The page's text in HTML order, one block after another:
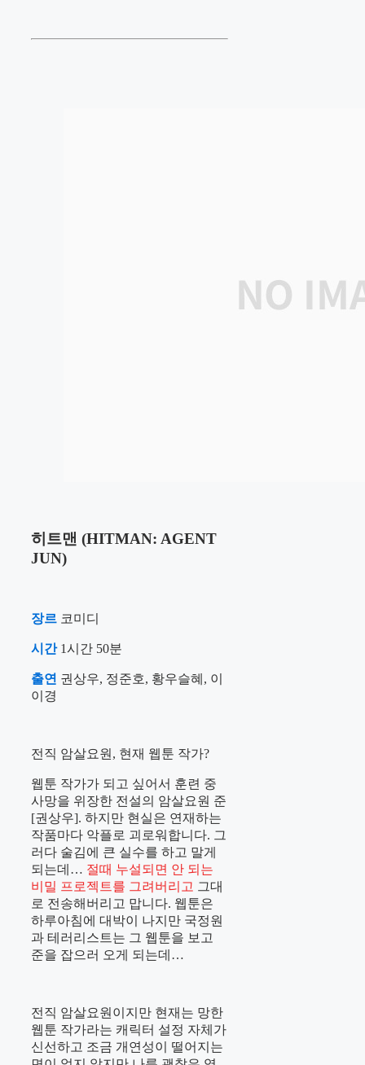
히트맨 (HITMAN: AGENT
JUN)
장르 코미디
시간1시간 50분
출연 권상우, 정준호, 황우슬혜, 이
이경
전직 암살요원, 현재 웹툰 작가?
웹툰 작가가 되고 싶어서 훈련 중
사망을 위장한 전설의 암살요원 준
[권상우]. 하지만 현실은 연재하는
작품마다 악플로 괴로워합니다. 그
러다 술김에 큰 실수를 하고 말게
되는데… 절때 누설되면 안 되는
비밀 프로젝트를 그려버리고 그대
로 전송해버리고 맙니다. 웹툰은
하루아침에 대박이 나지만 국정원
과 테러리스트는 그 웹툰을 보고
준을 잡으러 오게 되는데…
전직 암살요원이지만 현재는 망한
웹툰 작가라는 캐릭터 설정 자체가
신선하고 조금 개연성이 떨어지는